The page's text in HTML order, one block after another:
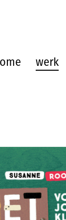
werk